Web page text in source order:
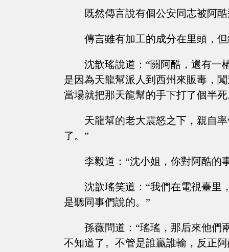
既然傳言說有個公安同志被阿
傳言雖有加工的成分在里頭，
沈歆瑤說道：“關阿酷，還有一
是因為天龍幫派人到西州來販毒，
當場就把那天龍幫的手下打了個半
天龍幫的老大震怒之下，親自
了。”
李毅道：“沈小姐，你對阿酷的
沈歆瑤笑道：“我們在電視臺里
是聽同事們說的。”
孫薇問道：“瑤瑤，那后來他們
不知道了。不管是誰贏誰輸，反正